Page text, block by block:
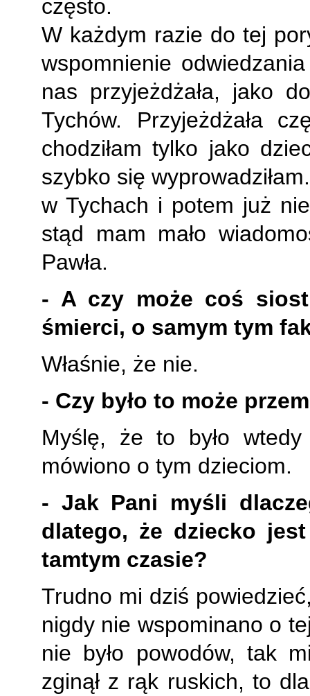
często.
W każdym razie do tej
wspomnienie
nas przyjeżdżała, jako
Tychów. Przyjeżdżała
chodziłam tylko jako
szybko się
w Tychach i potem już
stąd mam mało
Pawła.
- A czy może coś
śmierci, o samym tym
Właśnie, że nie.
- Czy było to może
Myślę, że to było wtedy
mówiono o tym dzieciom.
- Jak Pani myśli
dlatego, że dziecko
tamtym czasie?
Trudno mi dziś
nigdy nie wspominano o
nie było powodów, tak
zginął z rąk ruskich, to